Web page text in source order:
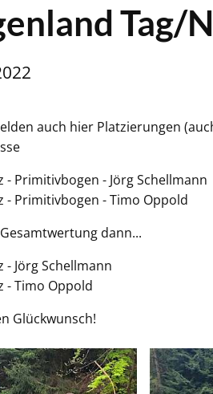
Tag/
auch hier Platzierungen
- Primitivbogen - Jörg Schellmann
- Primitivbogen - Timo Oppold
dann...
- Jörg Schellmann
- Timo Oppold
Glückwunsch!